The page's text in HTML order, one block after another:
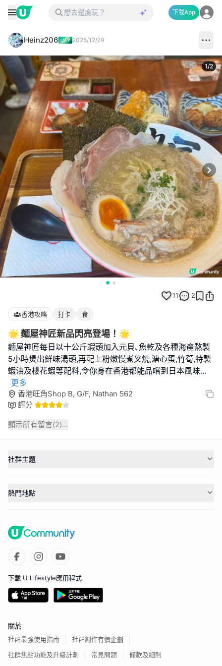
下載App
Heinz206 2025/12/29
1/2
11 2
香港攻略 打卡 食
🌟 麵屋神匠新品閃亮登場！🌟
麵屋神匠每日以十公斤蝦頭加入元貝､魚乾及各種海產熬製
5小時煲出鮮味湯頭,再配上粉嫩慢煮叉燒,溏心蛋,竹筍,特製
蝦油及櫻花蝦等配料,令你身在香港都能品嚐到日本風味...
更多
香港旺角Shop B, G/F, Nathan 562
評分
顯示所有留言(2)...
社群主題
熱門地點
下載 U Lifestyle應用程式
關於
社群最強使用指南
社群創作有價企劃
社群焦點功能及升級計劃
常見問題 條款及細則